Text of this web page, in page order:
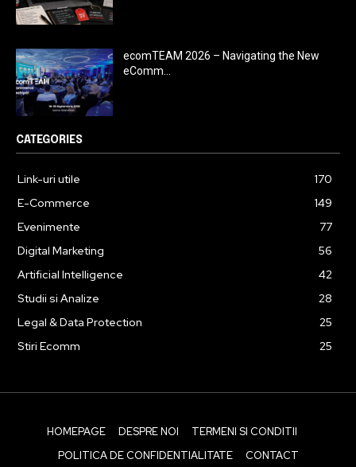
ecomTEAM 2026 – Navigating the New
eComm...
CATEGORIES
Link-uri utile
170
E-Commerce
149
Evenimente
77
Digital Marketing
56
Artificial Intelligence
42
Studii si Analize
28
Legal & Data Protection
25
Stiri Ecomm
25
HOMEPAGE DESPRE NOI
TERMENI SI CONDITII
POLITICA DE CONFIDENTIALITATE
CONTACT